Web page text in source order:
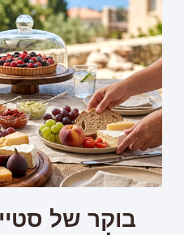
בוקר של